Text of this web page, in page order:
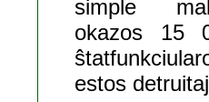
simple
okazos 15
estos